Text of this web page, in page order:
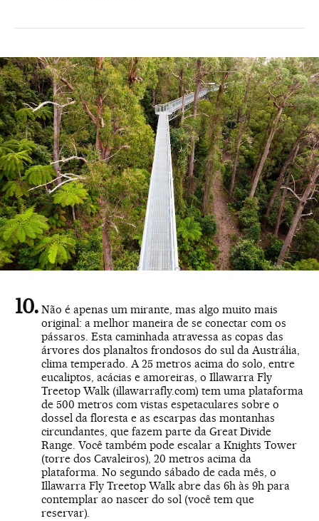
Não é apenas um mirante, mas algo muito mais
original: a melhor maneira de se conectar com os
pássaros. Esta caminhada atravessa as copas das
árvores dos planaltos frondosos do sul da Austrália,
clima temperado. A 25 metros acima do solo, entre
eucaliptos, acácias e amoreiras, o Illawarra Fly
Treetop Walk (illawarrafly.com) tem uma plataforma
de 500 metros com vistas espetaculares sobre o
dossel da floresta e as escarpas das montanhas
circundantes, que fazem parte da Great Divide
Range. Você também pode escalar a Knights Tower
(torre dos Cavaleiros), 20 metros acima da
plataforma. No segundo sábado de cada mês, o
Illawarra Fly Treetop Walk abre das 6h às 9h para
contemplar ao nascer do sol (você tem que
reservar).